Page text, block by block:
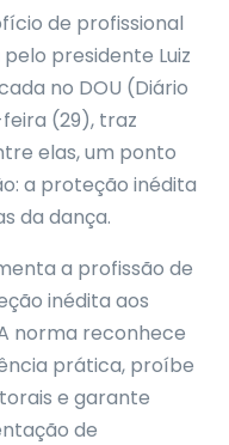
de profissional
presidente Luiz
no DOU (Diário
(29), traz
elas, um ponto
a proteção inédita
da dança.
a profissão de
inédita aos
norma reconhece
prática, proíbe
e garante
de